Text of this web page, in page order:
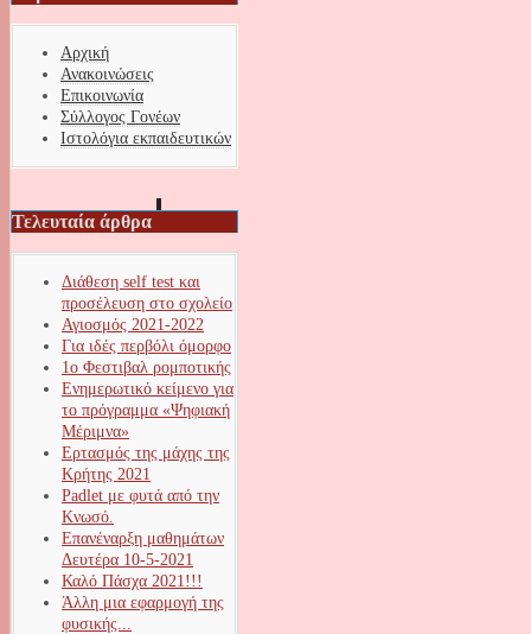
Αρχική
Ανακοινώσεις
Επικοινωνία
Σύλλογος Γονέων
Ιστολόγια εκπαιδευτικών
Τελευταία άρθρα
Διάθεση self test και
προσέλευση στο σχολείο
Αγιοσμός 2021-2022
Για ιδές περβόλι όμορφο
1ο Φεστιβαλ ρομποτικής
Ενημερωτικό κείμενο για
το πρόγραμμα «Ψηφιακή
Μέριμνα»
Ερτασμός της μάχης της
Κρήτης 2021
Padlet με φυτά από την
Κνωσό.
Επανέναρξη μαθημάτων
Δευτέρα 10-5-2021
Καλό Πάσχα 2021!!!
Άλλη μια εφαρμογή της
φυσικής...